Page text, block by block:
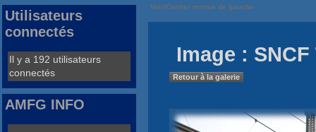
Voir/Cacher menus de gauche
Image :
Retour à la galerie
Utilisateurs
connectés
Il y a 192 utilisateurs
connectés
AMFG INFO